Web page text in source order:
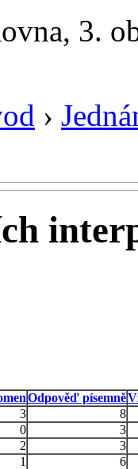
3.
›
Odpověď písemně
3
8
0
3
2
3
1
6